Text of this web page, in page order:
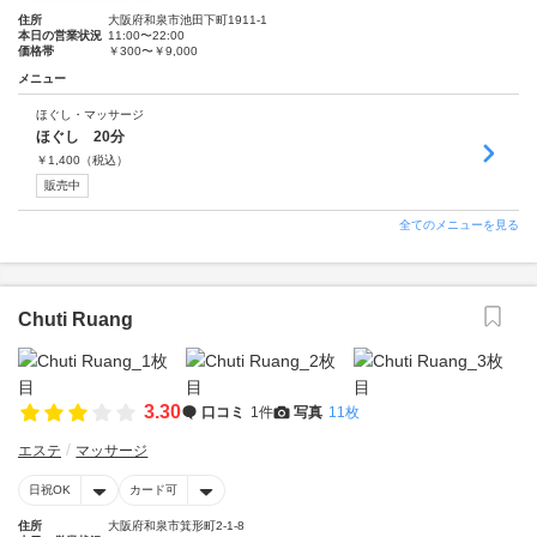
住所
大阪府和泉市池田下町1911-1
本日の営業状況 11:00〜22:00
価格帯
￥300〜￥9,000
メニュー
ほぐし・マッサージ
ほぐし 20分
￥ 1,400 （税込）
販売中
全てのメニューを見る
Chuti Ruang
3.30 口コミ 1件 写真 11枚
エステ マッサージ
日祝OK カード可
住所
大阪府和泉市箕形町2-1-8